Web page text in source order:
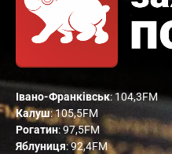
Івано-Франківськ: 104,3FM
Калуш: 105,5FM
Рогатин: 97,5FM
Яблуниця: 92,4FM